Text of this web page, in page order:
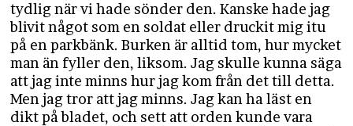
tydlig när vi hade sönder den. Kanske hade jag
blivit något som en soldat eller druckit mig itu
på en parkbänk. Burken är alltid tom, hur mycket
man än fyller den, liksom. Jag skulle kunna säga
att jag inte minns hur jag kom från det till detta.
Men jag tror att jag minns. Jag kan ha läst en
dikt på bladet, och sett att orden kunde vara